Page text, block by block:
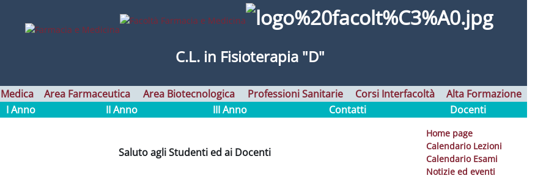
C.L. in Fisioterapia "D"
Area Farmaceutica Area Biotecnologica Professioni Sanitarie Corsi Interfacoltà
Alta Formazione
I Anno
II Anno III Anno Contatti Docenti
Saluto agli Studenti ed ai Docenti
Home page
Calendario Lezioni
Calendario Esami
Notizie ed eventi